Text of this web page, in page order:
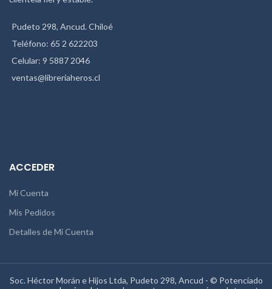
Pudeto 298, Ancud. Chiloé
Teléfono: 65 2 622203
Celular: 9 5887 2046
ventas@libreriaheros.cl
ACCEDER
Mi Cuenta
Mis Pedidos
Detalles de Mi Cuenta
Soc. Héctor Morán e Hijos Ltda, Pudeto 298, Ancud - © Potenciado